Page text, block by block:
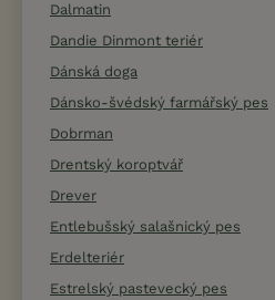
Dalmatin
Dandie Dinmont teriér
Dánská doga
Dánsko-švédský farmářský pes
Dobrman
Drentský koroptvář
Drever
Entlebušský salašnický pes
Erdelteriér
Estrelský pastevecký pes